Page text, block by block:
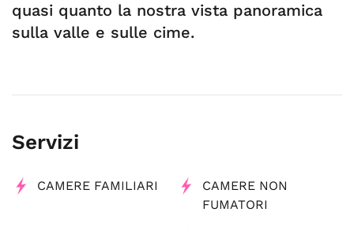
quasi quanto la nostra vista panoramica
sulla valle e sulle cime.
Servizi
CAMERE FAMILIARI
CAMERE NON
FUMATORI